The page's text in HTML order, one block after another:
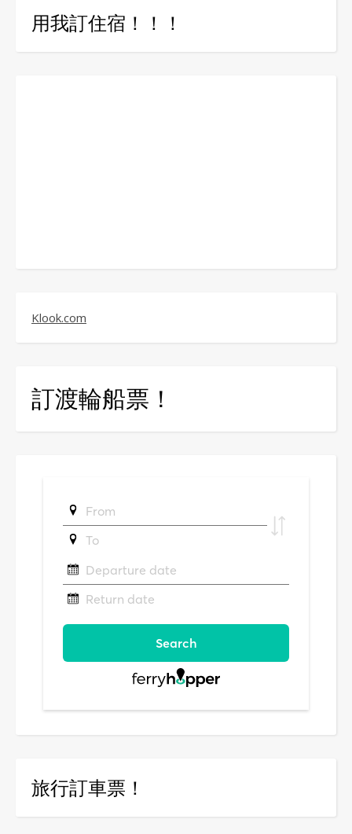
用我訂住宿！！！
Klook.com
訂渡輪船票！
旅行訂車票！